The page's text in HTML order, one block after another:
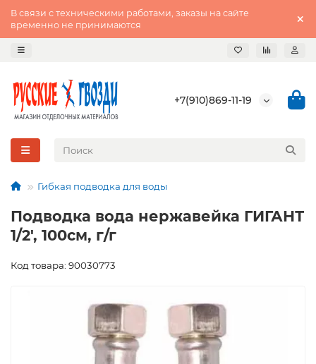
В связи с техническими работами, заказы на сайте
временно не принимаются
+7(910)869-11-19
Гибкая подводка для воды
Подводка вода нержавейка ГИГАНТ
1/2', 100см, г/г
Код товара: 90030773